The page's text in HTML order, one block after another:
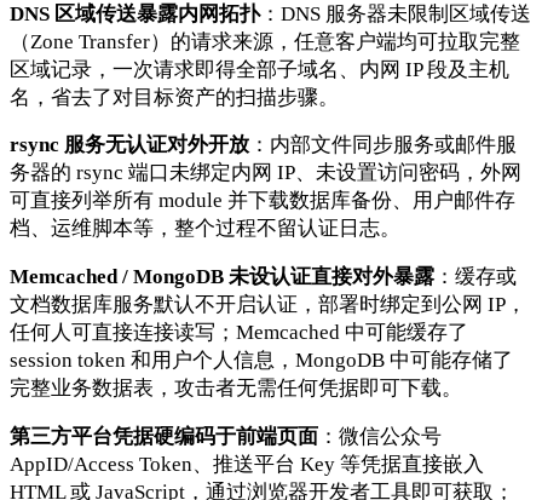
DNS 区域传送暴露内网拓扑：DNS 服务器未限制区域传送
（Zone Transfer）的请求来源，任意客户端均可拉取完整
区域记录，一次请求即得全部子域名、内网 IP 段及主机
名，省去了对目标资产的扫描步骤。
rsync 服务无认证对外开放 ：内部文件同步服务或邮件服
务器的 rsync 端口未绑定内网 IP、未设置访问密码，外网
可直接列举所有 module 并下载数据库备份、用户邮件存
档、运维脚本等，整个过程不留认证日志。
Memcached / MongoDB 未设认证直接对外暴露 ：缓存或
文档数据库服务默认不开启认证，部署时绑定到公网 IP，
任何人可直接连接读写；Memcached 中可能缓存了
session token 和用户个人信息，MongoDB 中可能存储了
完整业务数据表，攻击者无需任何凭据即可下载。
第三方平台凭据硬编码于前端页面 ：微信公众号
AppID/Access Token、推送平台 Key 等凭据直接嵌入
HTML 或 JavaScript，通过浏览器开发者工具即可获取；